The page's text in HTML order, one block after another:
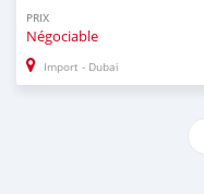
PRIX
Négociable
Import - Dubai